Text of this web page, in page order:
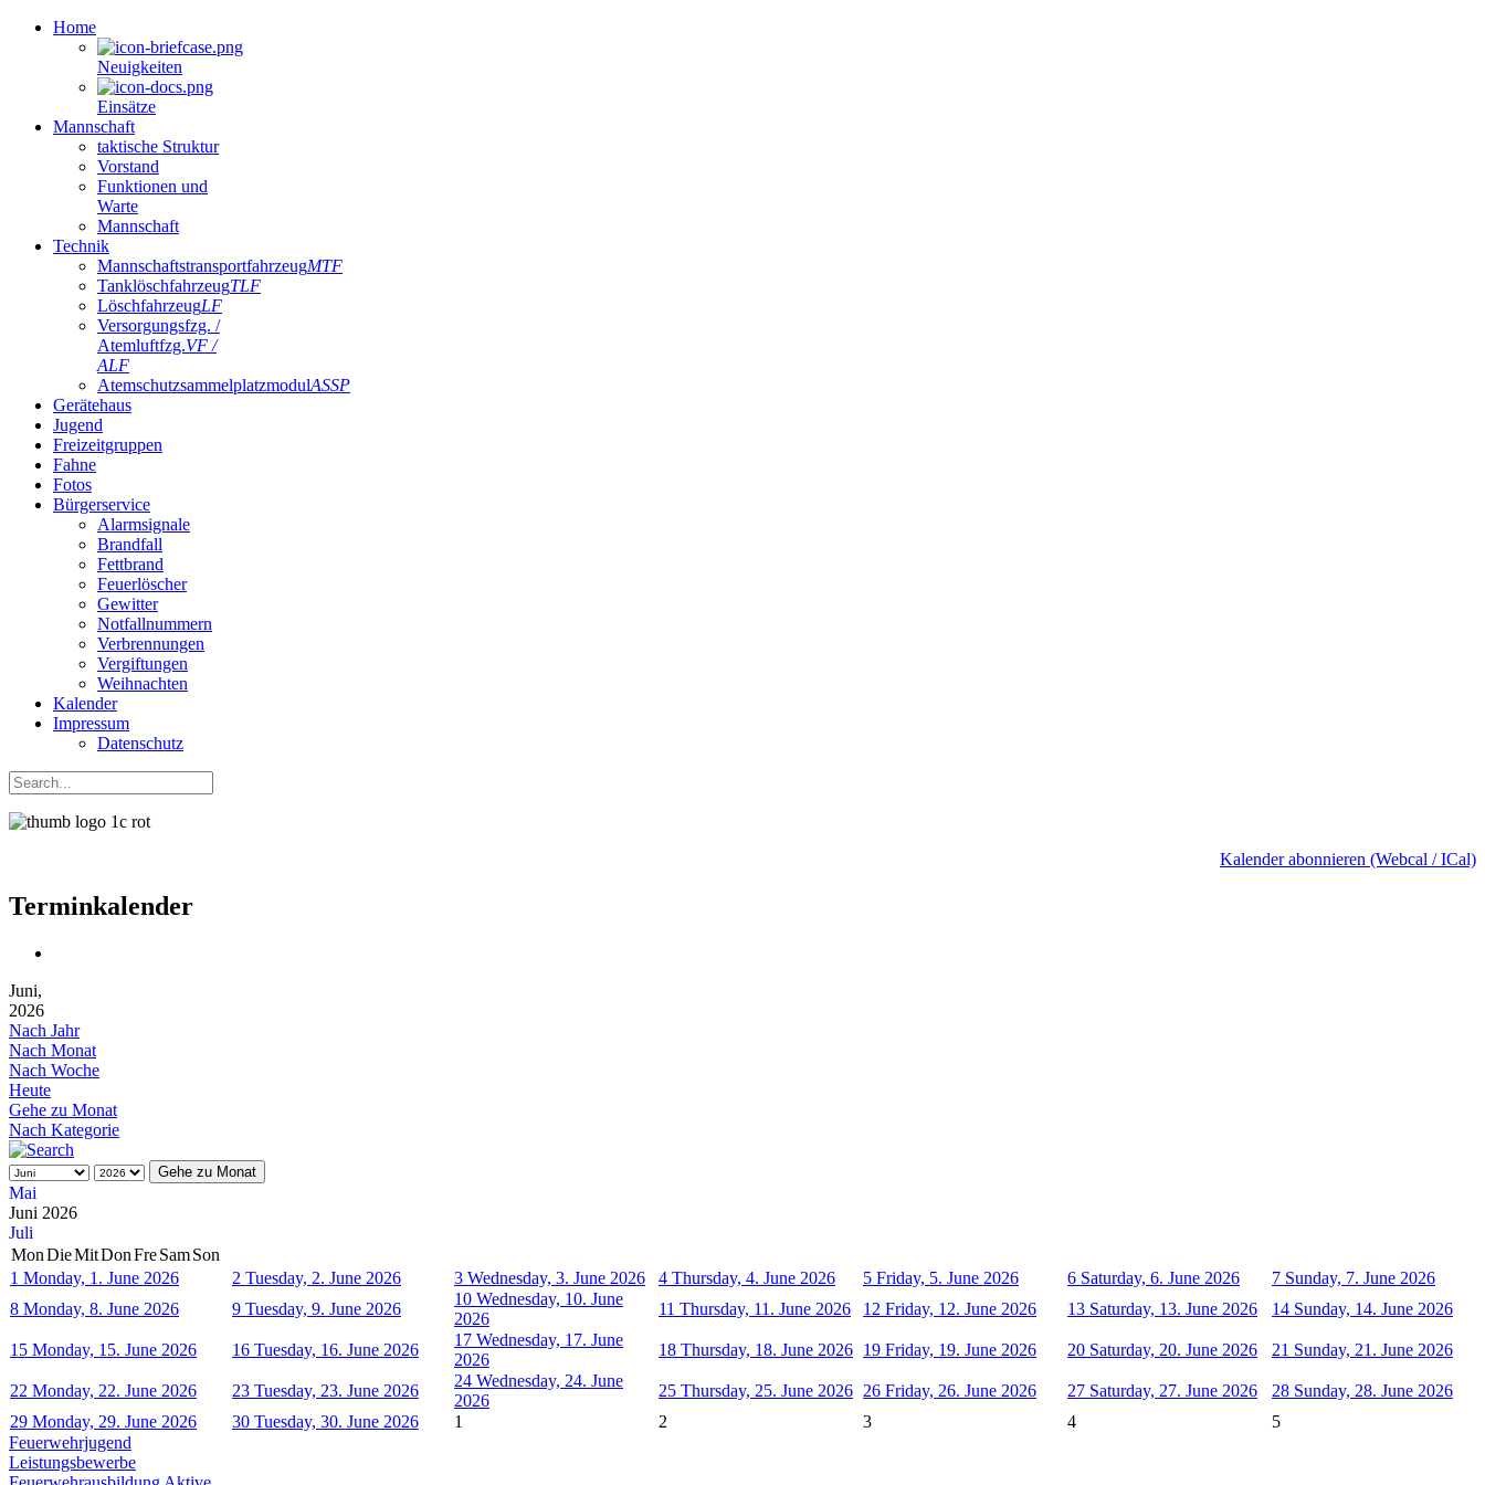
Home
Neuigkeiten
Einsätze
Mannschaft
taktische Struktur
Vorstand
Funktionen und
Warte
Mannschaft
Technik
MannschaftstransportfahrzeugMTF
TanklöschfahrzeugTLF
LöschfahrzeugLF
Versorgungsfzg. /
Atemluftfzg.VF /
ALF
AtemschutzsammelplatzmodulASSP
Gerätehaus
Jugend
Freizeitgruppen
Fahne
Fotos
Bürgerservice
Alarmsignale
Brandfall
Fettbrand
Feuerlöscher
Gewitter
Notfallnummern
Verbrennungen
Vergiftungen
Weihnachten
Kalender
Impressum
Datenschutz
Kalender abonnieren (Webcal / ICal)
Terminkalender
Juni,
2026
Nach Jahr
Nach Monat
Nach Woche
Heute
Gehe zu Monat
Nach Kategorie
Gehe zu Monat
Mai
Juni 2026
Juli
MonDieMitDonFreSamSon
1 Monday, 1. June 2026 2 Tuesday, 2. June 2026 3 Wednesday, 3. June 2026 4 Thursday, 4. June 2026 5 Friday, 5. June 2026 6 Saturday, 6. June 2026 7 Sunday, 7. June 2026
8 Monday, 8. June 2026 9 Tuesday, 9. June 2026
10 Wednesday, 10. June
2026
11 Thursday, 11. June 2026 12 Friday, 12. June 2026 13 Saturday, 13. June 2026 14 Sunday, 14. June 2026
15 Monday, 15. June 2026 16 Tuesday, 16. June 2026
17 Wednesday, 17. June
2026
18 Thursday, 18. June 2026 19 Friday, 19. June 2026 20 Saturday, 20. June 2026 21 Sunday, 21. June 2026
22 Monday, 22. June 2026 23 Tuesday, 23. June 2026
24 Wednesday, 24. June
2026
25 Thursday, 25. June 2026 26 Friday, 26. June 2026 27 Saturday, 27. June 2026 28 Sunday, 28. June 2026
29 Monday, 29. June 2026 30 Tuesday, 30. June 2026 1 2 3 4
5
Feuerwehrjugend
Leistungsbewerbe